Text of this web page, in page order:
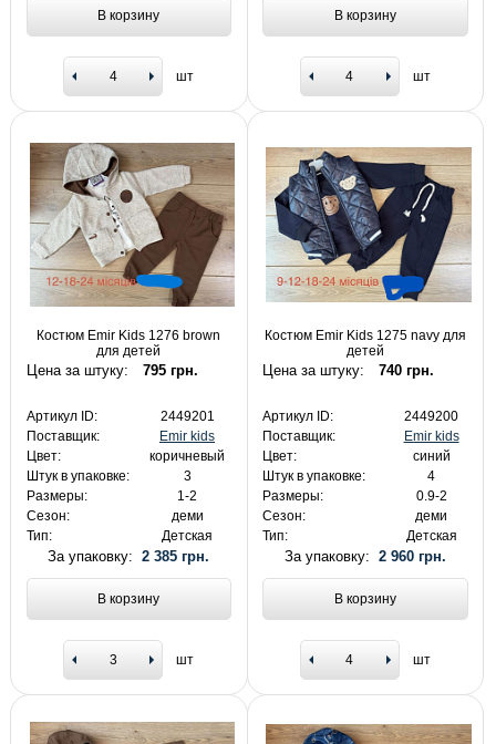
В корзину
шт
В корзину
шт
Костюм Emir Kids 1276 brown
для детей
Цена за штуку: 795 грн.
Артикул ID:
2449201
Поставщик:
Emir kids
Цвет:
коричневый
Штук в упаковке:
3
Размеры:
1-2
Сезон:
деми
Тип:
Детская
За упаковку: 2 385 грн.
В корзину
шт
Костюм Emir Kids 1275 navy для
детей
Цена за штуку: 740 грн.
Артикул ID:
2449200
Поставщик:
Emir kids
Цвет:
синий
Штук в упаковке:
4
Размеры:
0.9-2
Сезон:
деми
Тип:
Детская
За упаковку: 2 960 грн.
В корзину
шт